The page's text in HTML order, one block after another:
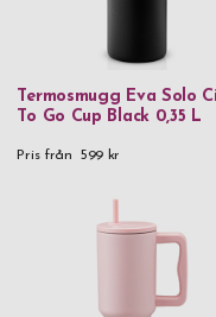
Termosmugg Eva Solo
To Go Cup Black 0,35 L
Pris från 599 kr